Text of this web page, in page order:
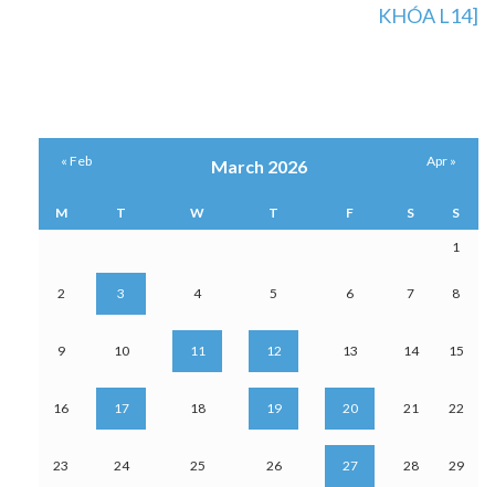
KHÓA L14]
March 2026
M T W T F S S
1
2 3 4 5 6 7 8
9 10 11 12 13 14 15
16 17 18 19 20 21 22
23 24 25 26 27 28 29
« Feb Apr »